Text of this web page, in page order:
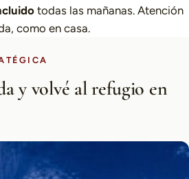
todas las mañanas. Atención
como en casa.
y volvé al refugio en